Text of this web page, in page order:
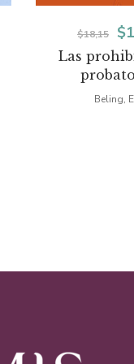
Las
$18,15
El
$
Beling,